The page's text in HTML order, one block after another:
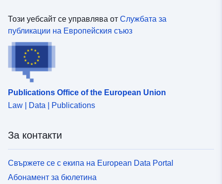
Този уебсайт се управлява от Службата за
публикации на Европейския съюз
Publications Office of the European Union
Law | Data | Publications
За контакти
Свържете се с екипа на European Data Portal
Абонамент за бюлетина